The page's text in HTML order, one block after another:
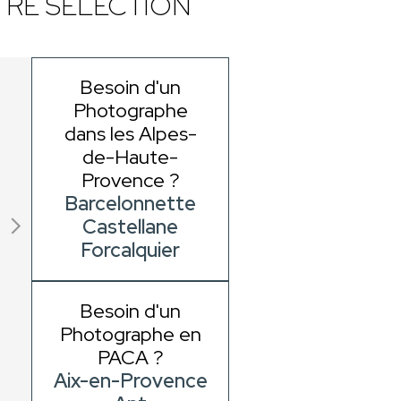
Besoin d'un
Photographe
dans les Alpes-
de-Haute-
Provence ?
Barcelonnette
Castellane
Forcalquier
Besoin d'un
Photographe en
PACA ?
Aix-en-Provence